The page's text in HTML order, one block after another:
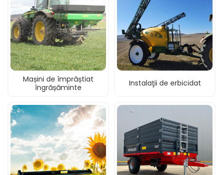
Mașini de împrăștiat
îngrășăminte
Instalaţii de erbicidat